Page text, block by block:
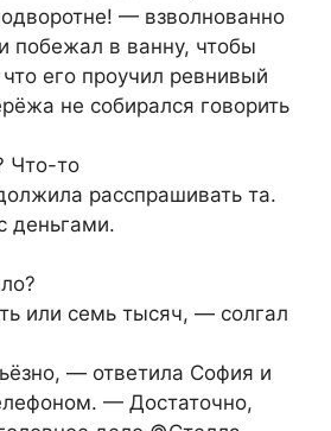
— взволнованно
побежал в ванну, чтобы
его проучил ревнивый
не собирался говорить
Что-то
расспрашивать та.
деньгами.
или семь тысяч, — солгал
— ответила София и
— Достаточно,